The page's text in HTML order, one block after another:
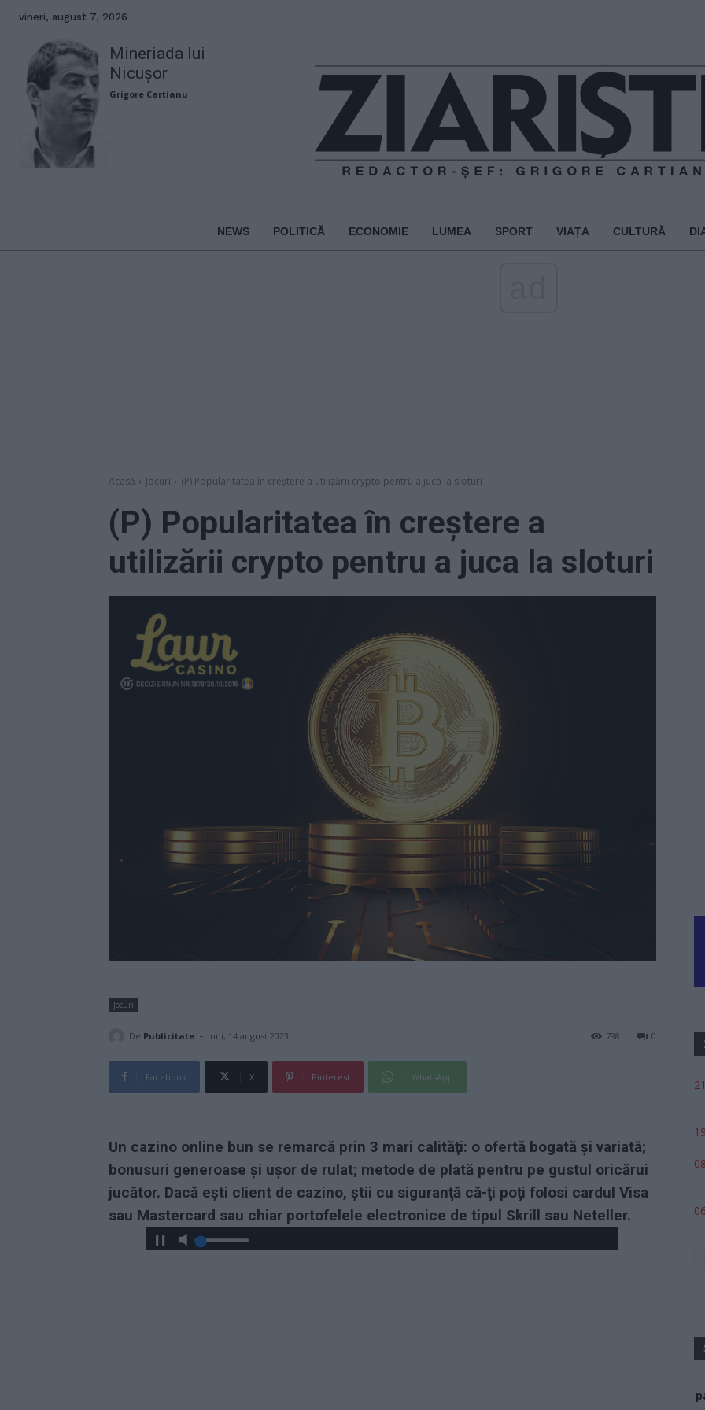
vineri, august 7, 2026
Mineriada lui
Nicușor
Grigore Cartianu
NEWS POLITICĂ ECONOMIE LUMEA SPORT VIAȚA CULTURĂ
Acasă Jocuri (P) Popularitatea în creștere a utilizării crypto pentru a juca la sloturi
(P) Popularitatea în creștere a
utilizării crypto pentru a juca la sloturi
Jocuri
De Publicitate - luni, 14 august 2023 0
798
Facebook X Pinterest WhatsApp
Un cazino online bun se remarcă prin 3 mari calităţi: o ofertă bogată şi variată;
bonusuri generoase şi uşor de rulat; metode de plată pentru pe gustul oricărui
jucător. Dacă eşti client de cazino, ştii cu siguranţă că-ţi poţi folosi cardul Visa
sau Mastercard sau chiar portofelele electronice de tipul Skrill sau Neteller.